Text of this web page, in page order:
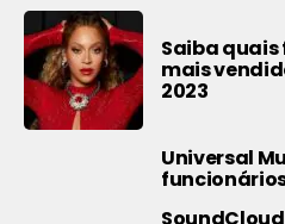
Saiba quais
mais
2023
Universal